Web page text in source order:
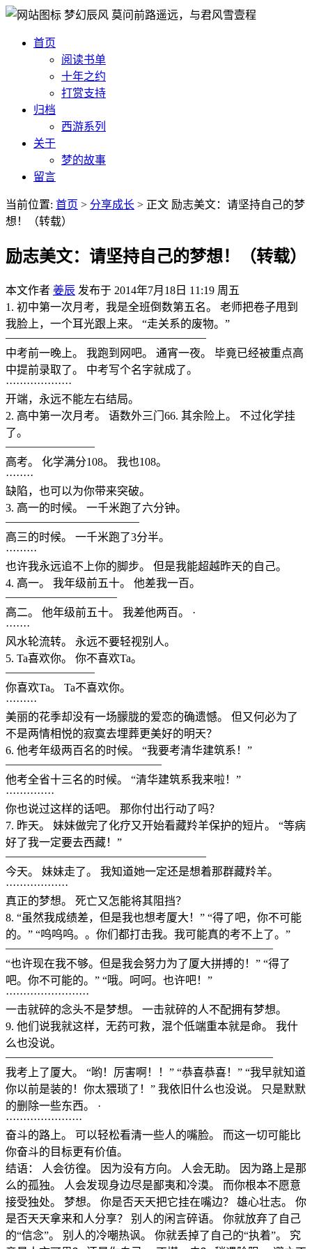
梦幻辰风 莫问前路遥远，与君风雪壹程
首页
阅读书单
十年之约
打赏支持
归档
西游系列
关于
梦的故事
留言
当前位置: 首页 > 分享成长 > 正文 励志美文：请坚持自己的梦
想！（转载）
励志美文：请坚持自己的梦想！（转载）
本文作者 姜辰 发布于 2014年7月18日 11:19 周五
1. 初中第一次月考，我是全班倒数第五名。 老师把卷子甩到
我脸上，一个耳光跟上来。 “走关系的废物。”
——————————————————
中考前一晚上。 我跑到网吧。 通宵一夜。 毕竟已经被重点高
中提前录取了。 中考写个名字就成了。
···················
开端，永远不能左右结局。
2. 高中第一次月考。 语数外三门66. 其余险上。 不过化学挂
了。
————————
高考。 化学满分108。 我也108。
········
缺陷，也可以为你带来突破。
3. 高一的时候。 一千米跑了六分钟。
————————————
高三的时候。 一千米跑了3分半。
·········
也许我永远追不上你的脚步。 但是我能超越昨天的自己。
4. 高一。 我年级前五十。 他差我一百。
——————————
高二。 他年级前五十。 我差他两百。 ·
·······
风水轮流转。 永远不要轻视别人。
5. Ta喜欢你。 你不喜欢Ta。
————————
你喜欢Ta。 Ta不喜欢你。
·········
美丽的花季却没有一场朦胧的爱恋的确遗憾。 但又何必为了
不是两情相悦的寂寞去埋葬更美好的明天？
6. 他考年级两百名的时候。 “我要考清华建筑系！”
——————————————
他考全省十三名的时候。 “清华建筑系我来啦！”
··············
你也说过这样的话吧。 那你付出行动了吗？
7. 昨天。 妹妹做完了化疗又开始看藏羚羊保护的短片。 “等病
好了我一定要去西藏！”
——————————————————
今天。 妹妹走了。 我知道她一定还是想着那群藏羚羊。
··················
真正的梦想。 死亡又怎能将其阻挡？
8. “虽然我成绩差，但是我也想考厦大！” “得了吧，你不可能
的。” “呜呜呜。。你们都打击我。我可能真的考不上了。”
————————————————————————
“也许现在我不够。但是我会努力为了厦大拼搏的！” “得了
吧。你不可能的。” “哦。呵呵。也许吧！”
························
一击就碎的念头不是梦想。 一击就碎的人不配拥有梦想。
9. 他们说我就这样，无药可救，混个低端重本就是命。 我什
么也没说。
————————————————————————
我考上了厦大。 “哟！厉害啊！！” “恭喜恭喜！” “我早就知道
你以前是装的！你太猥琐了！” 我依旧什么也没说。 只是默默
的删除一些东西。 ·
······················
奋斗的路上。 可以轻松看清一些人的嘴脸。 而这一切可能比
你奋斗的目标更有价值。
结语： 人会彷徨。 因为没有方向。 人会无助。 因为路上是那
么的孤独。 人会发现身边尽是鄙夷和冷漠。 而你根本不愿意
接受独处。 梦想。 你是否天天把它挂在嘴边？ 雄心壮志。 你
是否天天拿来和人分享？ 别人的闲言碎语。 你就放弃了自己
的“信念”。 别人的冷嘲热讽。 你就丢掉了自己的“执着”。 究